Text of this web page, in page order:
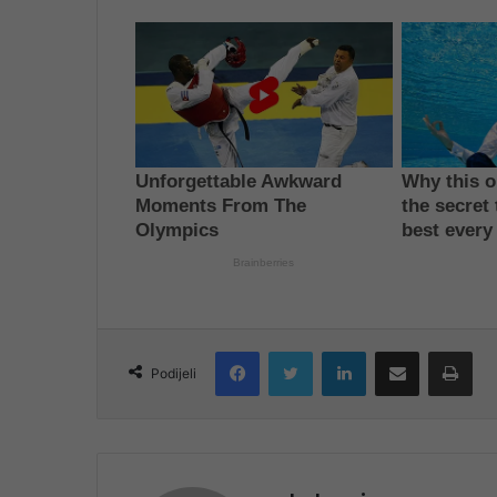
Podijeli
FacebookTwitter LinkedInShare via Email